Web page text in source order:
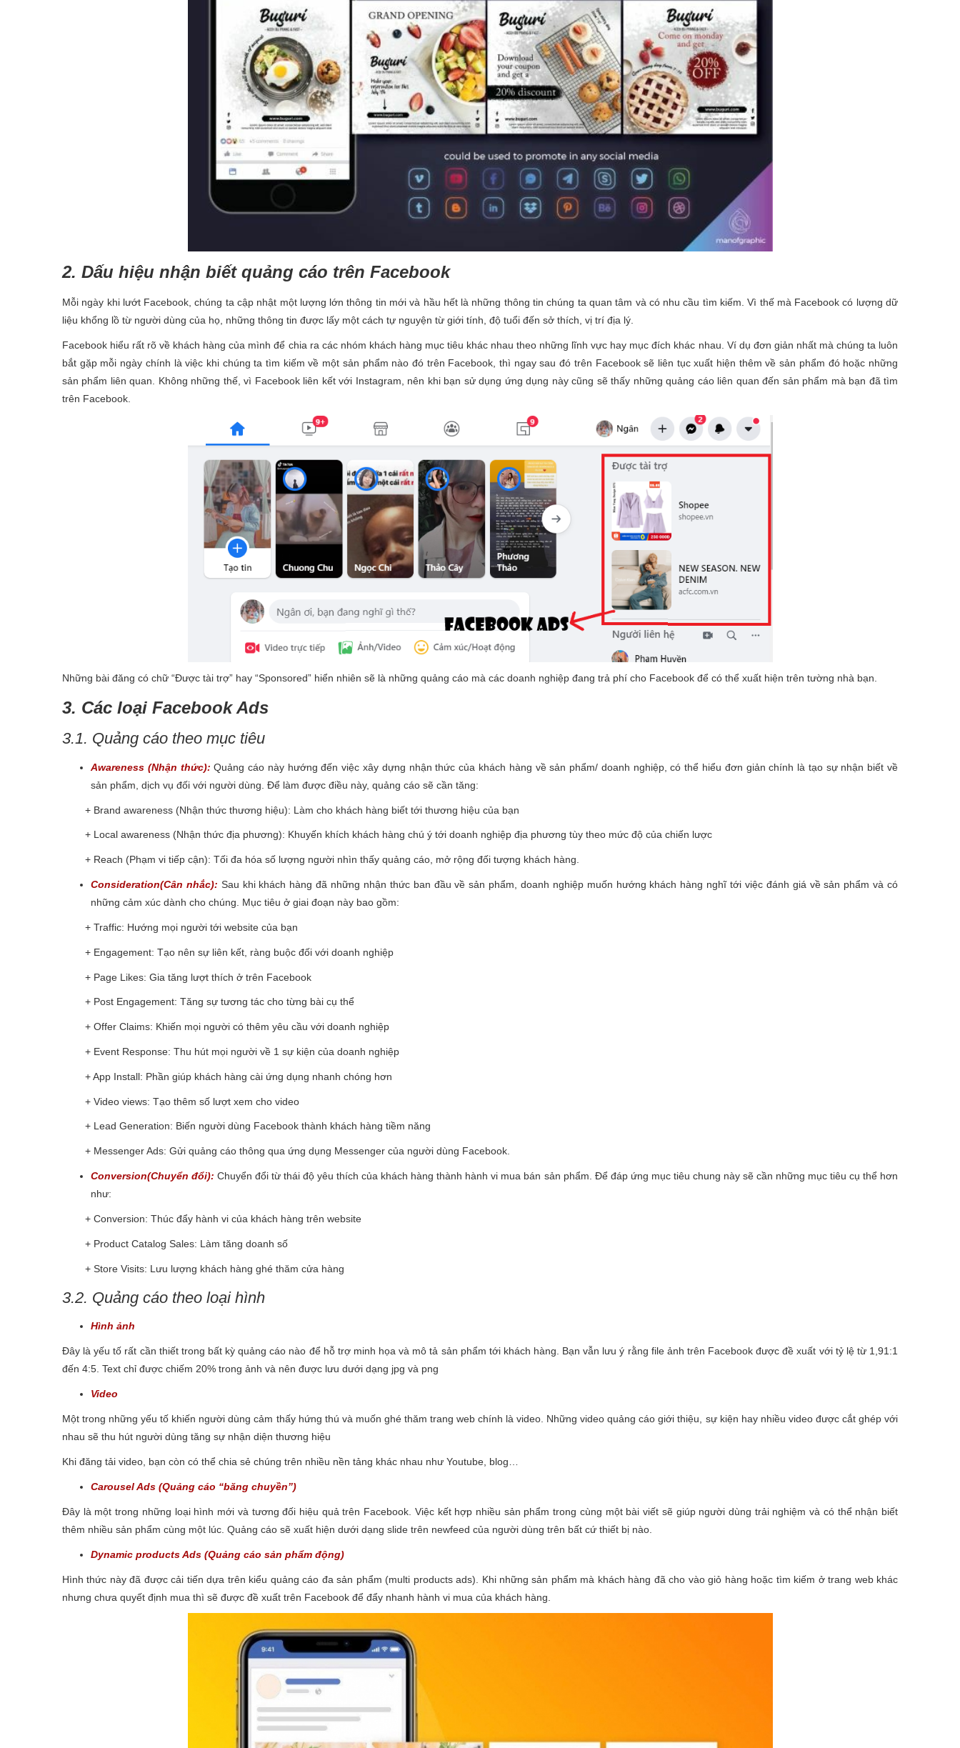
2. Dấu hiệu nhận biết quảng cáo trên Facebook
Mỗi ngày khi lướt Facebook, chúng ta cập nhật một lượng lớn thông tin mới và hầu hết là những thông tin chúng ta quan tâm và có nhu cầu tìm kiếm. Vì thế mà Facebook có lượng dữ
liệu khổng lồ từ người dùng của họ, những thông tin được lấy một cách tự nguyện từ giới tính, độ tuổi đến sở thích, vị trí địa lý.
Facebook hiểu rất rõ về khách hàng của mình để chia ra các nhóm khách hàng mục tiêu khác nhau theo những lĩnh vực hay mục đích khác nhau. Ví dụ đơn giản nhất mà chúng ta luôn
bắt gặp mỗi ngày chính là việc khi chúng ta tìm kiếm về một sản phẩm nào đó trên Facebook, thì ngay sau đó trên Facebook sẽ liên tục xuất hiện thêm về sản phẩm đó hoặc những
sản phẩm liên quan. Không những thế, vì Facebook liên kết với Instagram, nên khi bạn sử dụng ứng dụng này cũng sẽ thấy những quảng cáo liên quan đến sản phẩm mà bạn đã tìm
trên Facebook.
Những bài đăng có chữ “Được tài trợ” hay “Sponsored” hiển nhiên sẽ là những quảng cáo mà các doanh nghiệp đang trả phí cho Facebook để có thể xuất hiện trên tường nhà bạn.
3. Các loại Facebook Ads
3.1. Quảng cáo theo mục tiêu
Awareness (Nhận thức):Quảng cáo này hướng đến việc xây dựng nhận thức của khách hàng về sản phẩm/ doanh nghiệp, có thể hiểu đơn giản chính là tạo sự nhận biết về
sản phẩm, dịch vụ đối với người dùng. Để làm được điều này, quảng cáo sẽ cần tăng:
+ Brand awareness (Nhận thức thương hiệu): Làm cho khách hàng biết tới thương hiệu của bạn
+ Local awareness (Nhận thức địa phương): Khuyến khích khách hàng chú ý tới doanh nghiệp địa phương tùy theo mức độ của chiến lược
+ Reach (Phạm vi tiếp cận): Tối đa hóa số lượng người nhìn thấy quảng cáo, mở rộng đối tượng khách hàng.
Consideration(Cân nhắc): Sau khi khách hàng đã những nhận thức ban đầu về sản phẩm, doanh nghiệp muốn hướng khách hàng nghĩ tới việc đánh giá về sản phẩm và có
những cảm xúc dành cho chúng. Mục tiêu ở giai đoạn này bao gồm:
+ Traffic: Hướng mọi người tới website của bạn
+ Engagement: Tạo nên sự liên kết, ràng buộc đối với doanh nghiệp
+ Page Likes: Gia tăng lượt thích ở trên Facebook
+ Post Engagement: Tăng sự tương tác cho từng bài cụ thể
+ Offer Claims: Khiến mọi người có thêm yêu cầu với doanh nghiệp
+ Event Response: Thu hút mọi người về 1 sự kiện của doanh nghiệp
+ App Install: Phần giúp khách hàng cài ứng dụng nhanh chóng hơn
+ Video views: Tạo thêm số lượt xem cho video
+ Lead Generation: Biến người dùng Facebook thành khách hàng tiềm năng
+ Messenger Ads: Gửi quảng cáo thông qua ứng dụng Messenger của người dùng Facebook.
Conversion(Chuyển đổi):Chuyển đổi từ thái độ yêu thích của khách hàng thành hành vi mua bán sản phẩm. Để đáp ứng mục tiêu chung này sẽ cần những mục tiêu cụ thể hơn
như:
+ Conversion: Thúc đẩy hành vi của khách hàng trên website
+ Product Catalog Sales: Làm tăng doanh số
+ Store Visits: Lưu lượng khách hàng ghé thăm cửa hàng
3.2. Quảng cáo theo loại hình
Hình ảnh
Đây là yếu tố rất cần thiết trong bất kỳ quảng cáo nào để hỗ trợ minh họa và mô tả sản phẩm tới khách hàng. Bạn vẫn lưu ý rằng file ảnh trên Facebook được đề xuất với tỷ lệ từ 1,91:1
đến 4:5. Text chỉ được chiếm 20% trong ảnh và nên được lưu dưới dạng jpg và png
Video
Một trong những yếu tố khiến người dùng cảm thấy hứng thú và muốn ghé thăm trang web chính là video. Những video quảng cáo giới thiệu, sự kiện hay nhiều video được cắt ghép với
nhau sẽ thu hút người dùng tăng sự nhận diện thương hiệu
Khi đăng tải video, bạn còn có thể chia sẻ chúng trên nhiều nền tảng khác nhau như Youtube, blog…
Carousel Ads (Quảng cáo “băng chuyền”)
Đây là một trong những loại hình mới và tương đối hiệu quả trên Facebook. Việc kết hợp nhiều sản phẩm trong cùng một bài viết sẽ giúp người dùng trải nghiệm và có thể nhận biết
thêm nhiều sản phẩm cùng một lúc. Quảng cáo sẽ xuất hiện dưới dạng slide trên newfeed của người dùng trên bất cứ thiết bị nào.
Dynamic products Ads (Quảng cáo sản phẩm động)
Hình thức này đã được cải tiến dựa trên kiểu quảng cáo đa sản phẩm (multi products ads). Khi những sản phẩm mà khách hàng đã cho vào giỏ hàng hoặc tìm kiếm ở trang web khác
nhưng chưa quyết định mua thì sẽ được đề xuất trên Facebook để đẩy nhanh hành vi mua của khách hàng.